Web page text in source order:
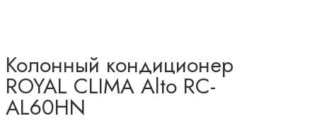
Колонный кондиционер
ROYAL CLIMA Alto RC-
AL60HN